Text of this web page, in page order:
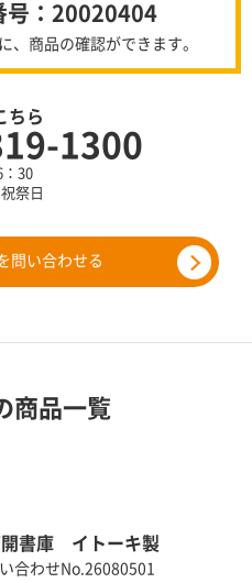
号：20020404
、商品の確認ができます。
ちら
1300
：30
祭日
問い合わせる
商品一覧
書庫 イトーキ製
合わせNo.26080501